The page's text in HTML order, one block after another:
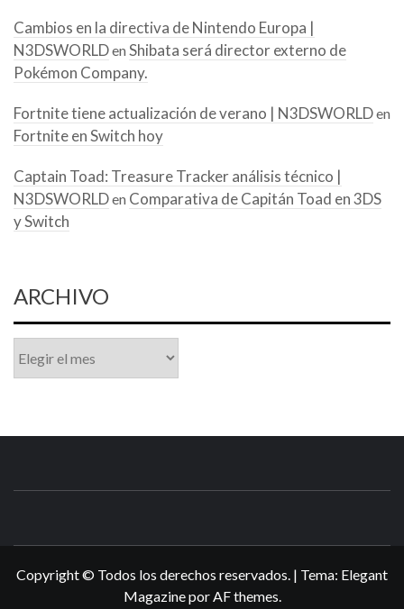
Cambios en la directiva de Nintendo Europa |
N3DSWORLDen Shibata será director externo de
Pokémon Company.
Fortnite tiene actualización de verano | N3DSWORLDen
Fortnite en Switch hoy
Captain Toad: Treasure Tracker análisis técnico |
N3DSWORLDen Comparativa de Capitán Toad en 3DS
y Switch
ARCHIVO
Copyright © Todos los derechos reservados. | Tema: Elegant
MagazineporAF themes.